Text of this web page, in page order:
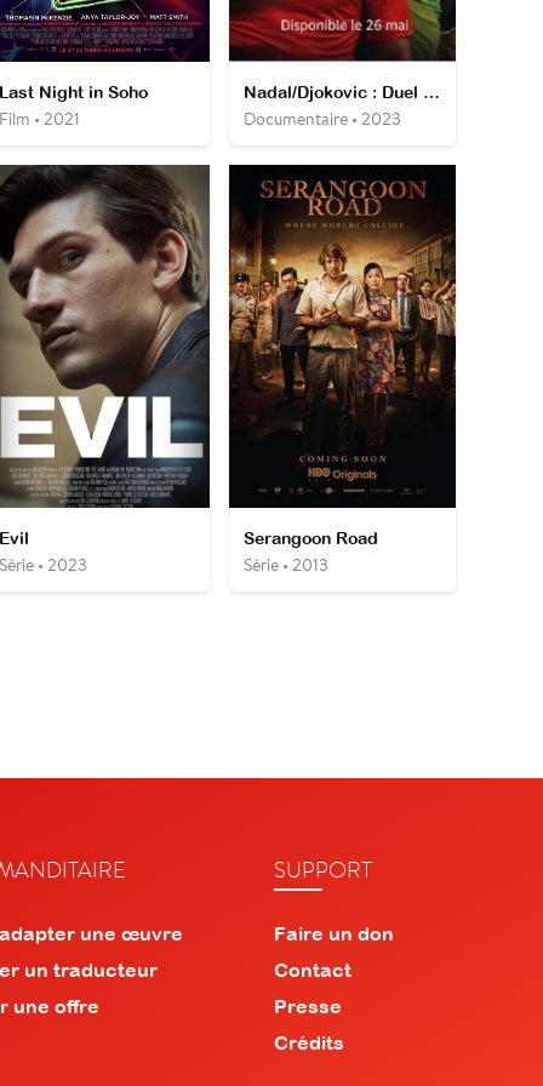
Night in Soho
• 2021
Nadal/Djokovic : Duel à Roland-Garros
Documentaire • 2023
• 2023
Serangoon Road
Série • 2013
une œuvre
un traducteur
une offre
SUPPORT
Faire un don
Contact
Presse
Crédits